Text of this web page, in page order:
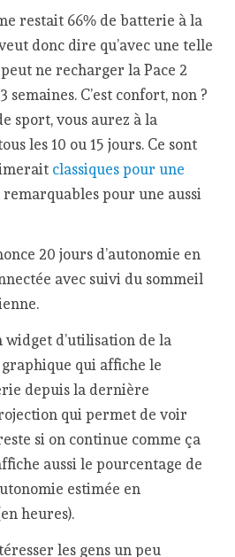
restait 66% de batterie à la
donc dire qu’avec une telle
ne recharger la Pace 2
semaines. C’est confort, non ?
sport, vous aurez à la
les 10 ou 15 jours. Ce sont
classiques pour une
remarquables pour une aussi
20 jours d’autonomie en
avec suivi du sommeil
widget d’utilisation de la
graphique qui affiche le
depuis la dernière
qui permet de voir
si on continue comme ça
aussi le pourcentage de
estimée en
heures).
les gens un peu